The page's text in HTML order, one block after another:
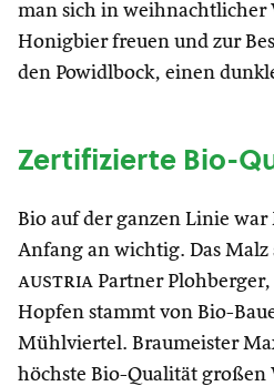
man sich in weihnachtlicher
Honigbier freuen und zur
den Powidlbock, einen
Zertifizierte Bio-
Bio auf der ganzen Linie
Anfang an wichtig. Das
austria Partner
Hopfen stammt von Bio-
Mühlviertel. Braumeister
höchste Bio-Qualität großen